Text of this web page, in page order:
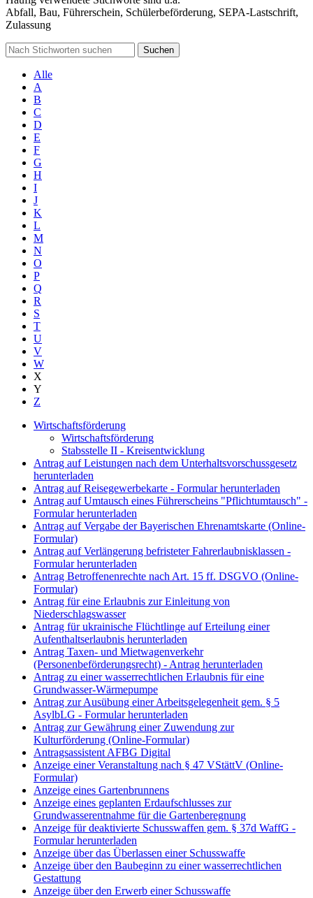
Abfall, Bau, Führerschein, Schülerbeförderung, SEPA-Lastschrift,
Zulassung
Suchen
Alle
A
B
C
D
E
F
G
H
I
J
K
L
M
N
O
P
Q
R
S
T
U
V
W
X
Y
Z
Wirtschaftsförderung
Wirtschaftsförderung
Stabsstelle II - Kreisentwicklung
Antrag auf Leistungen nach dem Unterhaltsvorschussgesetz
herunterladen
Antrag auf Reisegewerbekarte - Formular herunterladen
Antrag auf Umtausch eines Führerscheins "Pflichtumtausch" -
Formular herunterladen
Antrag auf Vergabe der Bayerischen Ehrenamtskarte (Online-
Formular)
Antrag auf Verlängerung befristeter Fahrerlaubnisklassen -
Formular herunterladen
Antrag Betroffenenrechte nach Art. 15 ff. DSGVO (Online-
Formular)
Antrag für eine Erlaubnis zur Einleitung von
Niederschlagswasser
Antrag für ukrainische Flüchtlinge auf Erteilung einer
Aufenthaltserlaubnis herunterladen
Antrag Taxen- und Mietwagenverkehr
(Personenbeförderungsrecht) - Antrag herunterladen
Antrag zu einer wasserrechtlichen Erlaubnis für eine
Grundwasser-Wärmepumpe
Antrag zur Ausübung einer Arbeitsgelegenheit gem. § 5
AsylbLG - Formular herunterladen
Antrag zur Gewährung einer Zuwendung zur
Kulturförderung (Online-Formular)
Antragsassistent AFBG Digital
Anzeige einer Veranstaltung nach § 47 VStättV (Online-
Formular)
Anzeige eines Gartenbrunnens
Anzeige eines geplanten Erdaufschlusses zur
Grundwasserentnahme für die Gartenberegnung
Anzeige für deaktivierte Schusswaffen gem. § 37d WaffG -
Formular herunterladen
Anzeige über das Überlassen einer Schusswaffe
Anzeige über den Baubeginn zu einer wasserrechtlichen
Gestattung
Anzeige über den Erwerb einer Schusswaffe